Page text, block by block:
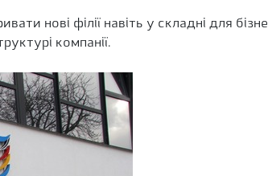
нові філії навіть у складні для
компанії.